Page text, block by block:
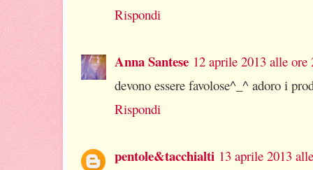
Rispondi
Anna Santese 12 aprile 2013 alle ore
devono essere favolose^_^ adoro i
Rispondi
pentole&tacchialti 13 aprile 2013